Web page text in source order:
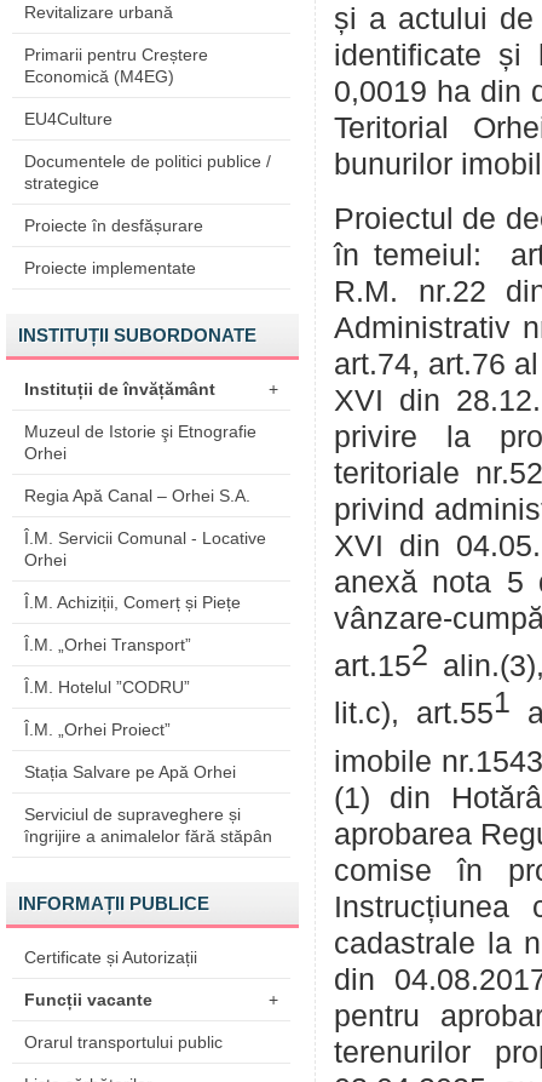
Revitalizare urbană
Primarii pentru Creștere
Economică (M4EG)
EU4Culture
Documentele de politici publice /
strategice
Proiecte în desfășurare
Proiecte implementate
INSTITUȚII SUBORDONATE
Instituții de învățământ +
Muzeul de Istorie şi Etnografie
Orhei
Regia Apă Canal – Orhei S.A.
Î.M. Servicii Comunal - Locative
Orhei
Î.M. Achiziții, Comerț și Piețe
Î.M. „Orhei Transport”
Î.M. Hotelul ”CODRU”
Î.M. „Orhei Proiect”
Stația Salvare pe Apă Orhei
Serviciul de supraveghere și
îngrijire a animalelor fără stăpân
INFORMAȚII PUBLICE
Certificate și Autorizații
Funcții vacante +
Orarul transportului public
și a actului de
identificate și
0,0019 ha din
Teritorial
bunurilor
Proiectul de
în temeiul:
R.M. nr.22
Administrativ
art.74, art.76
XVI din
privire la
teritoriale
privind
XVI din
anexă nota 5
vânzare-
art.152
lit.c), art.551
imobile
(1) din
aprobarea
comise în
cadastrale la
din
pentru
terenurilor